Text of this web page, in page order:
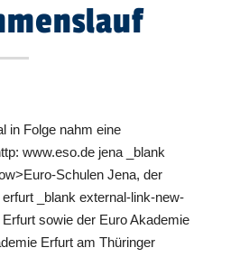
in Folge nahm eine
www.eso.de jena _blank
Schulen Jena, der
_blank external-link-new-
sowie der Euro Akademie
Erfurt am Thüringer